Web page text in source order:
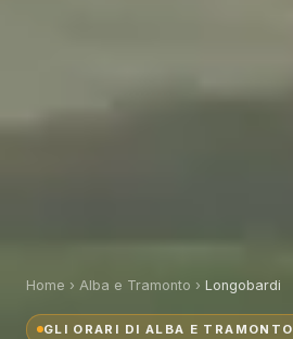
Home › Alba e Tramonto › Longobardi
GLI ORARI DI ALBA E TRAMONTO